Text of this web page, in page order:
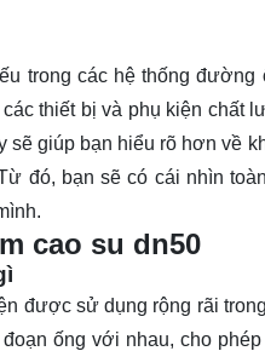
trong các hệ thống đường
thiết bị và phụ kiện chất
sẽ giúp bạn hiểu rõ hơn về
đó, bạn sẽ có cái nhìn
cao su dn50
được sử dụng rộng rãi
ống với nhau, cho